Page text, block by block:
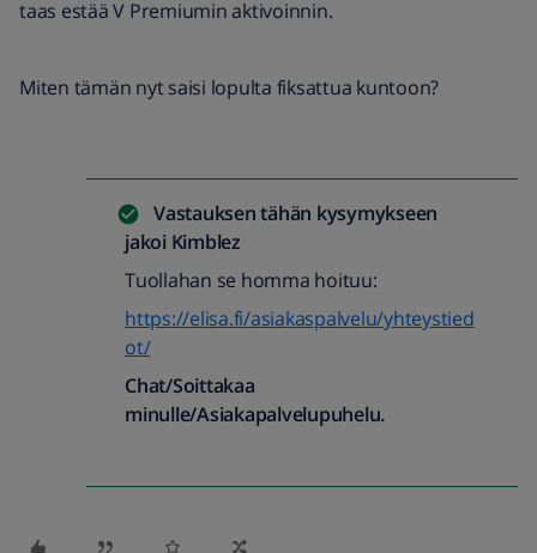
taas estää V Premiumin aktivoinnin.
Miten tämän nyt saisi lopulta fiksattua kuntoon?
Vastauksen tähän kysymykseen
jakoi Kimblez
Tuollahan se homma hoituu:
https://elisa.fi/asiakaspalvelu/yhteystied
ot/
Chat/Soittakaa
minulle/Asiakapalvelupuhelu.